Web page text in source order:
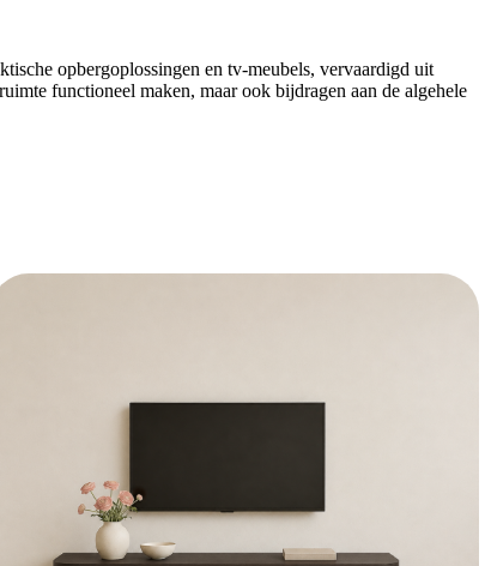
opbergoplossingen en tv-meubels, vervaardigd uit
functioneel maken, maar ook bijdragen aan de algehele